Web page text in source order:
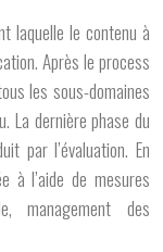
laquelle le contenu à
Après le process
les sous-domaines
La dernière phase du
par l’évaluation. En
à l’aide de mesures
management des